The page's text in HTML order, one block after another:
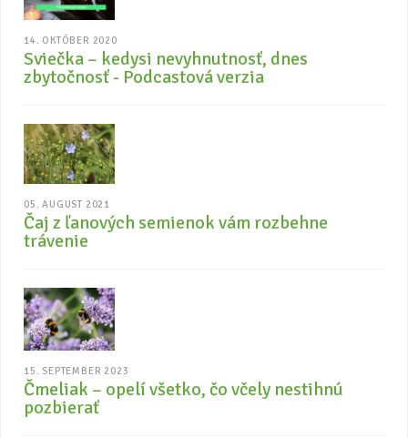
14. OKTÓBER 2020
Sviečka – kedysi nevyhnutnosť, dnes
zbytočnosť - Podcastová verzia
05. AUGUST 2021
Čaj z ľanových semienok vám rozbehne
trávenie
15. SEPTEMBER 2023
Čmeliak – opelí všetko, čo včely nestihnú
pozbierať